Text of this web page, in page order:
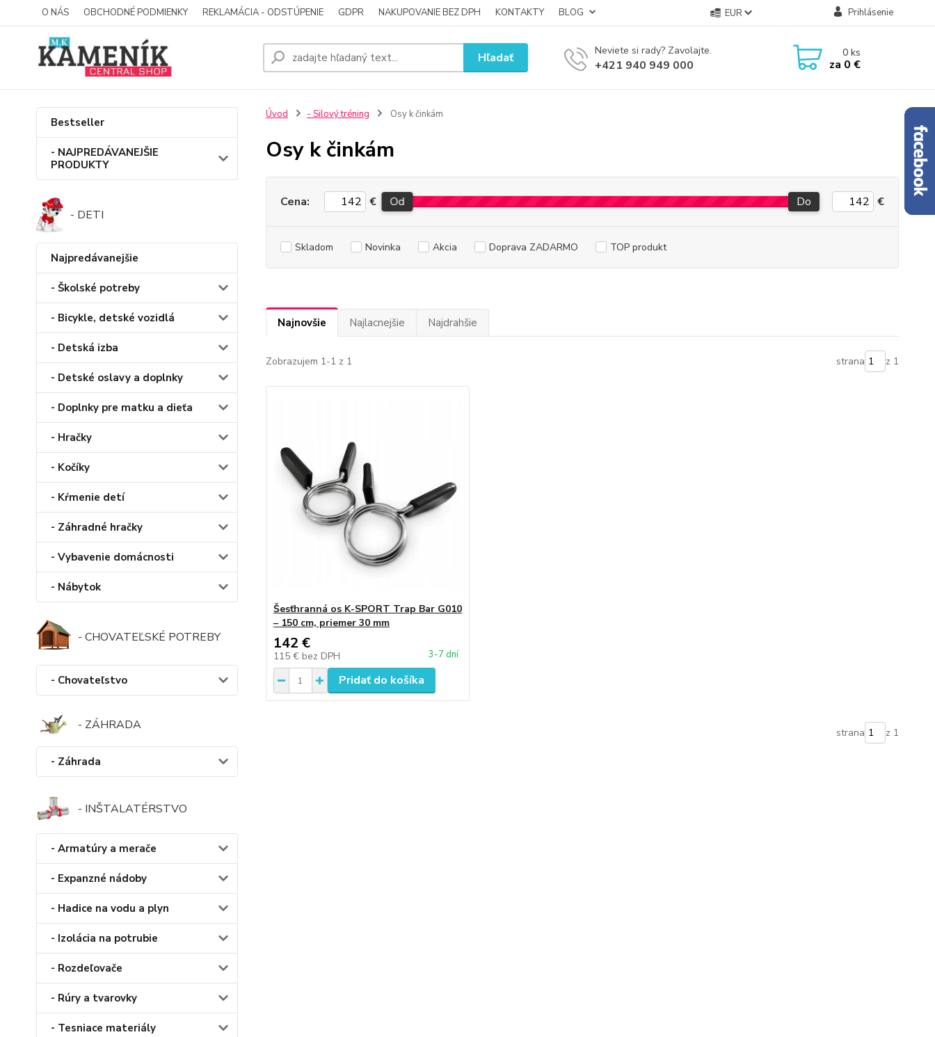
O NÁS OBCHODNÉ PODMIENKY REKLAMÁCIA - ODSTÚPENIE GDPR NAKUPOVANIE BEZ DPH KONTAKTY BLOG EUR Prihlásenie
Hľadať Neviete si rady? Zavolajte.
+421 940 949 000
0ks
za 0 €
Bestseller
- NAJPREDÁVANEJŠIE
PRODUKTY
- DETI
Najpredávanejšie
- Školské potreby
- Bicykle, detské vozidlá
- Detská izba
- Detské oslavy a doplnky
- Doplnky pre matku a dieťa
- Hračky
- Kočíky
- Kŕmenie detí
- Záhradné hračky
- Vybavenie domácnosti
- Nábytok
- CHOVATEĽSKÉ POTREBY
- Chovateľstvo
- ZÁHRADA
- Záhrada
- INŠTALATÉRSTVO
- Armatúry a merače
- Expanzné nádoby
- Hadice na vodu a plyn
- Izolácia na potrubie
- Rozdeľovače
- Rúry a tvarovky
- Tesniace materiály
Úvod - Silový tréning Osy k činkám
Osy k činkám
Cena: € Od Do €
Skladom Novinka Akcia Doprava ZADARMO TOP produkt
Najnovšie Najlacnejšie Najdrahšie
Zobrazujem 1-1 z 1 strana z 1
Šesťhranná os K-SPORT Trap Bar G010
– 150 cm, priemer 30 mm
142 €
115 € bez DPH 3-7 dní
Pridať do košíka
strana z 1